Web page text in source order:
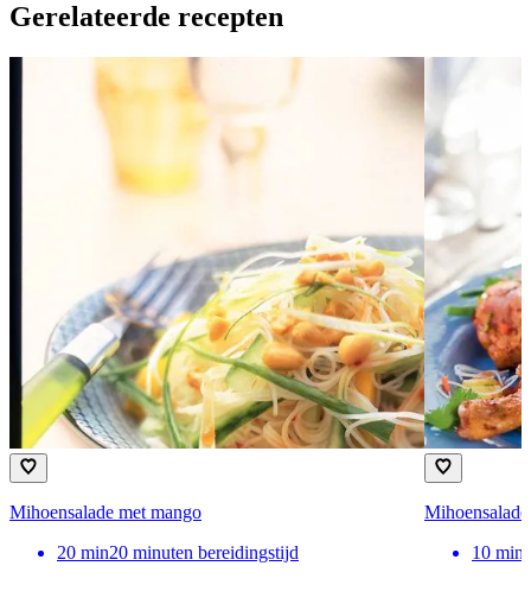
Gerelateerde recepten
Mihoensalade met mango
20 min20 minuten bereidingstijd
10 min